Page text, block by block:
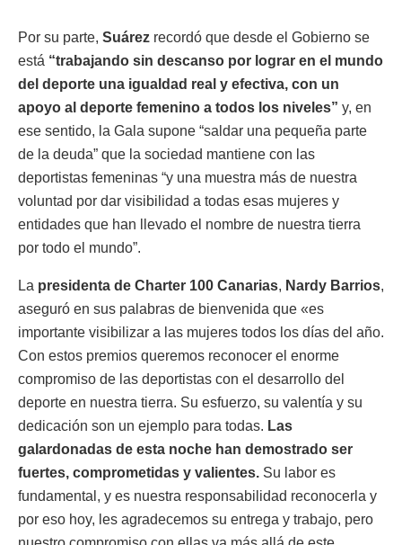
Por su parte, Suárez recordó que desde el Gobierno se
está “trabajando sin descanso por lograr en el mundo
del deporte una igualdad real y efectiva, con un
apoyo al deporte femenino a todos los niveles” y, en
ese sentido, la Gala supone “saldar una pequeña parte
de la deuda” que la sociedad mantiene con las
deportistas femeninas “y una muestra más de nuestra
voluntad por dar visibilidad a todas esas mujeres y
entidades que han llevado el nombre de nuestra tierra
por todo el mundo”.
La presidenta de Charter 100 Canarias, Nardy Barrios,
aseguró en sus palabras de bienvenida que «es
importante visibilizar a las mujeres todos los días del año.
Con estos premios queremos reconocer el enorme
compromiso de las deportistas con el desarrollo del
deporte en nuestra tierra. Su esfuerzo, su valentía y su
dedicación son un ejemplo para todas. Las
galardonadas de esta noche han demostrado ser
fuertes, comprometidas y valientes. Su labor es
fundamental, y es nuestra responsabilidad reconocerla y
por eso hoy, les agradecemos su entrega y trabajo, pero